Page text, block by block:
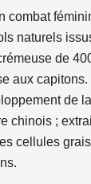
combat
naturels
de
aux
de
chinois ;
cellules